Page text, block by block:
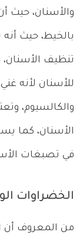
والأسنان، حيث
بالخيط، حيث
تنظيف
للأسنان لأنه
والكالسيوم،
الأسنان، كما
في تصبغات
الخضراوات
من المعروف أن